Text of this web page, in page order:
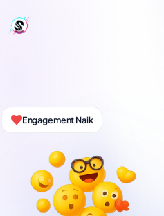
Engagement Naik